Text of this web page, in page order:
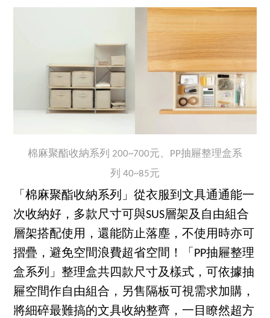
棉麻聚酯收納系列 200~700元、PP抽屜整理盒系
列 40~85元
「棉麻聚酯收納系列」從衣服到文具通通能一
次收納好，多款尺寸可與SUS層架及自由組合
層架搭配使用，還能防止落塵，不使用時亦可
摺疊，避免空間浪費超省空間！「PP抽屜整理
盒系列」整理盒共四款尺寸及樣式，可依據抽
屜空間作自由組合，另售隔板可視需求加購，
將細碎最難搞的文具收納整齊，一目瞭然超方